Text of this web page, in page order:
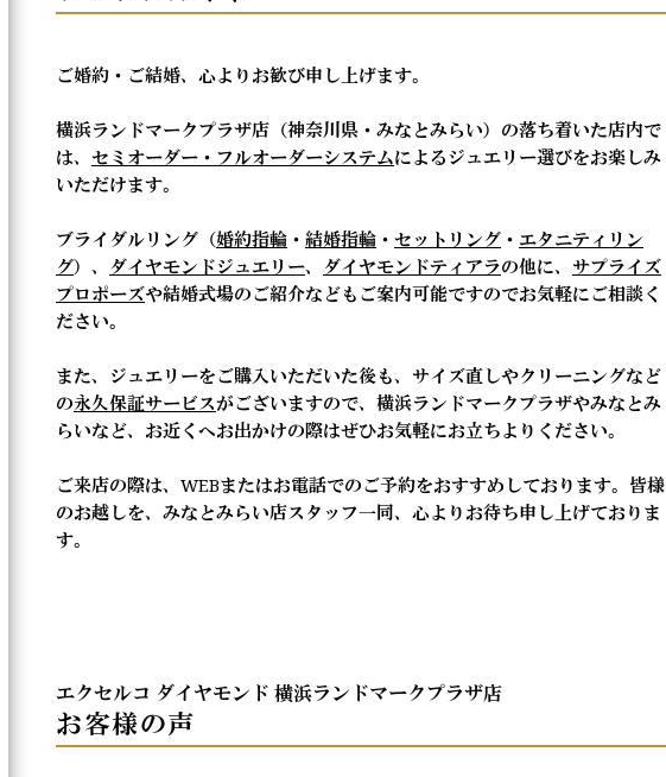
ご婚約・ご結婚、心よりお歓び申し上げます。
横浜ランドマークプラザ店（神奈川県・みなとみらい）の落ち着いた店内で
は、 セミオーダー・フルオーダーシステムによるジュエリー選びをお楽しみ
いただけます。
ブライダルリング（婚約指輪 ・ 結婚指輪 ・ セットリング ・ エタニティリン
グ）、 ダイヤモンドジュエリー、 ダイヤモンドティアラの他に、 サプライズ
プロポーズや結婚式場のご紹介などもご案内可能ですのでお気軽にご相談く
ださい。
また、ジュエリーをご購入いただいた後も、サイズ直しやクリーニングなど
の永久保証サービスがございますので、横浜ランドマークプラザやみなとみ
らいなど、お近くへお出かけの際はぜひお気軽にお立ちよりください。
ご来店の際は、WEBまたはお電話でのご予約をおすすめしております。皆様
のお越しを、みなとみらい店スタッフ一同、心よりお待ち申し上げておりま
す。
エクセルコ ダイヤモンド 横浜ランドマークプラザ店
お客様の声